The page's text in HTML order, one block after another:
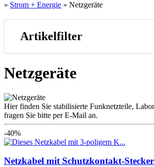
» Strom + Energie » Netzgeräte
Artikelfilter
Netzgeräte
Hier finden Sie stabilisierte Funknetzteile,
fragen Sie bitte per E-Mail an.
-40%
Netzkabel mit Schutzkontakt-